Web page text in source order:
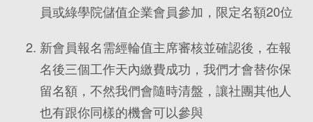
員或綠學院儲值企業會員參加，限定名額20位
新會員報名需經輪值主席審核並確認後，在報
名後三個工作天內繳費成功，我們才會替你保
留名額，不然我們會隨時清盤，讓社團其他人
也有跟你同樣的機會可以參與